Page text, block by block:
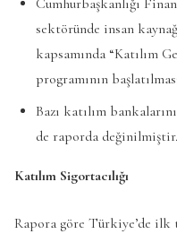
sektöründe insan
kapsamında “Katılım
programının
Bazı katılım
de raporda değinilmiştir.
Katılım Sigortacılığı
Rapora göre Türkiye’de